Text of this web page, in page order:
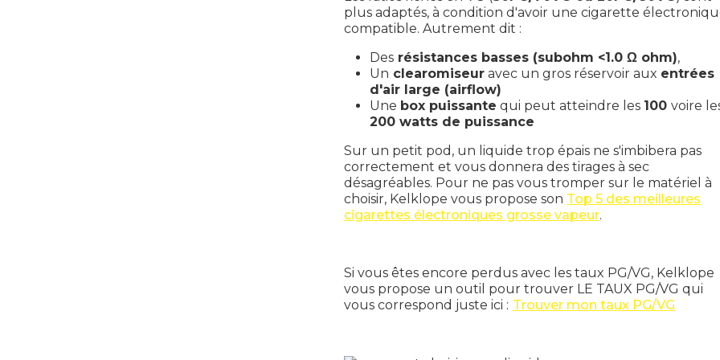
plus adaptés, à condition d'avoir une cigarette
compatible. Autrement dit :
Des résistances basses (subohm <1.0 Ω ohm),
Un clearomiseur avec un gros réservoir aux entrées
d'air large (airflow)
Une box puissante qui peut atteindre les 100voire
200 watts de puissance
Sur un petit pod, un liquide trop épais ne s'imbibera pas
correctement et vous donnera des tirages à sec
désagréables. Pour ne pas vous tromper sur le matériel à
choisir, Kelklope vous propose son Top 5 des meilleures
cigarettes électroniques grosse vapeur.
Si vous êtes encore perdus avec les taux PG/VG, Kelklope
vous propose un outil pour trouver LE TAUX PG/VG qui
vous correspond juste ici : Trouver mon taux PG/VG